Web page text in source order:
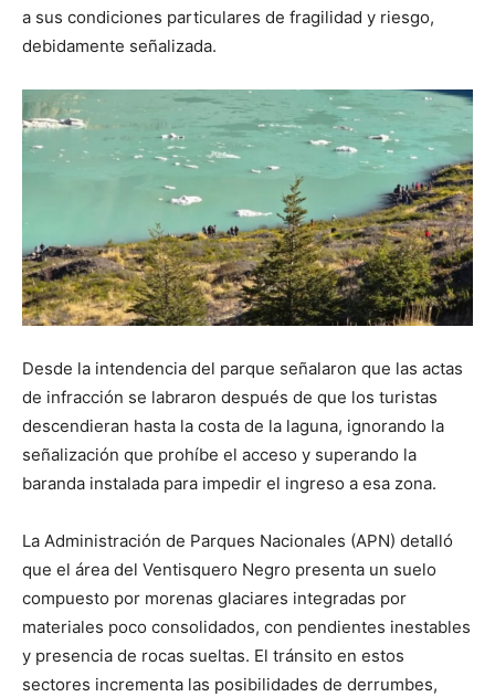
a sus condiciones particulares de fragilidad y riesgo,
debidamente señalizada.
Desde la intendencia del parque señalaron que las actas
de infracción se labraron después de que los turistas
descendieran hasta la costa de la laguna, ignorando la
señalización que prohíbe el acceso y superando la
baranda instalada para impedir el ingreso a esa zona.
La Administración de Parques Nacionales (APN) detalló
que el área del Ventisquero Negro presenta un suelo
compuesto por morenas glaciares integradas por
materiales poco consolidados, con pendientes inestables
y presencia de rocas sueltas. El tránsito en estos
sectores incrementa las posibilidades de derrumbes,